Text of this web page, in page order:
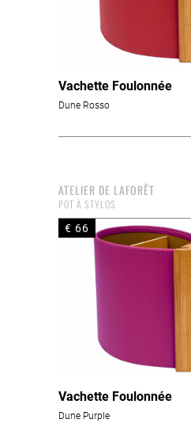
Vachette Foulonnée
Dune Rosso
ATELIER DE LAFORÊT
POT À STYLOS
€ 66
Vachette Foulonnée
Dune Purple